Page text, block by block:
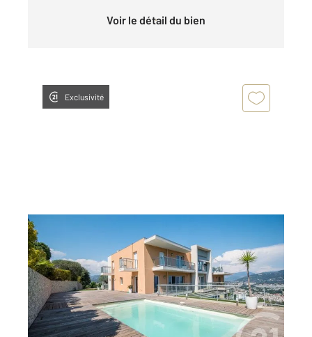
Voir le détail du bien
Exclusivité
114,50 m
, 4 pièces
Ref : 2297
Appartement F4 à vendre
1 155 000 €